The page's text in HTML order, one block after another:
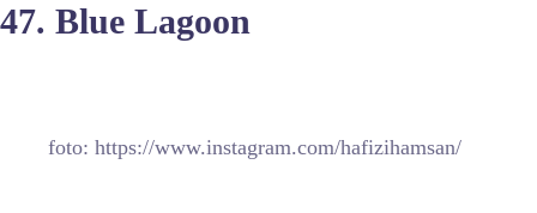
47. Blue Lagoon
foto: https://www.instagram.com/hafizihamsan/